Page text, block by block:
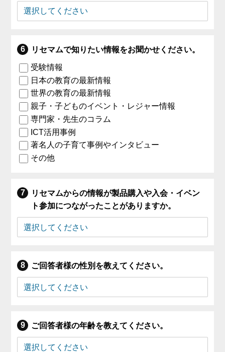
リセマムで知りたい情報をお聞かせください。
受験情報
日本の教育の最新情報
世界の教育の最新情報
親子・子どものイベント・レジャー情報
専門家・先生のコラム
ICT活用事例
著名人の子育て事例やインタビュー
その他
リセマムからの情報が製品購入や入会・イベン
ト参加につながったことがありますか。
ご回答者様の性別を教えてください。
ご回答者様の年齢を教えてください。